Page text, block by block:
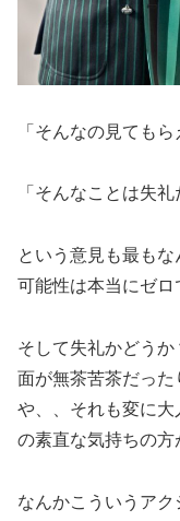
「そんなの見ても
「そんなことは失礼
という意見も最も
可能性は本当にゼロ
そして失礼かどう
面が無茶苦茶だっ
や、、それも変に大
の素直な気持ちの方
なんかこういうアク